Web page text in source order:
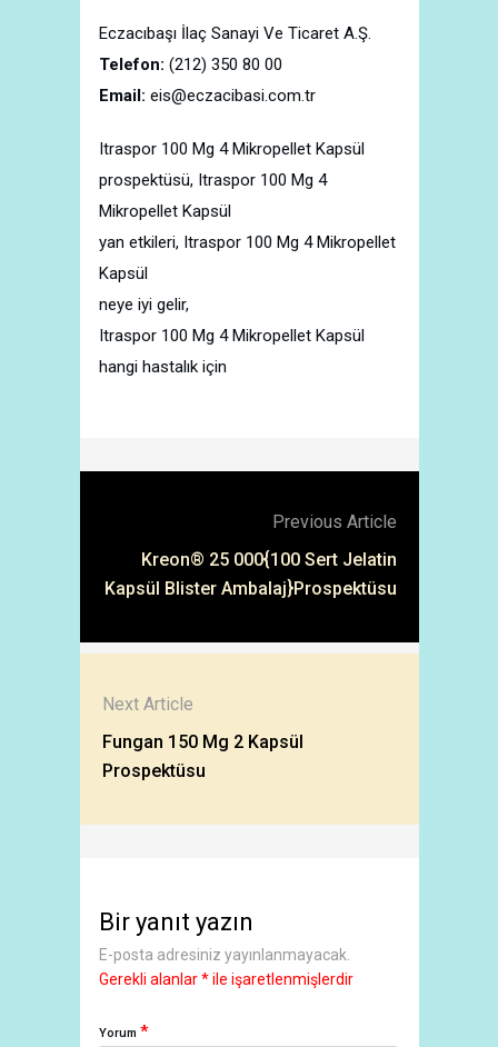
Eczacıbaşı İlaç Sanayi Ve Ticaret A.Ş.
Telefon: (212) 350 80 00
Email: eis@eczacibasi.com.tr
Itraspor 100 Mg 4 Mikropellet Kapsül
prospektüsü, Itraspor 100 Mg 4
Mikropellet Kapsül
yan etkileri, Itraspor 100 Mg 4 Mikropellet
Kapsül
neye iyi gelir,
Itraspor 100 Mg 4 Mikropellet Kapsül
hangi hastalık için
Previous Article
Kreon® 25 000{100 Sert Jelatin
Kapsül Blister Ambalaj}Prospektüsu
Next Article
Fungan 150 Mg 2 Kapsül
Prospektüsu
Bir yanıt yazın
E-posta adresiniz yayınlanmayacak.
Gerekli alanlar*ile işaretlenmişlerdir
Yorum *